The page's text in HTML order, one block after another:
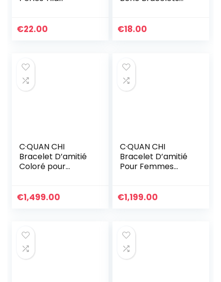
Brins Multi Couleur
€22.00
D’été Plage
€18.00
C·QUAN CHI
Bracelet D’amitié
Coloré pour
Perles Tila
€1,499.00
C·QUAN CHI
Bracelet D’amitié
Pour Femmes
Corde Tressée à
€1,199.00